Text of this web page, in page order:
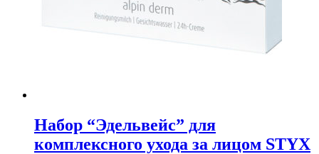
Набор “Эдельвейс” для
комплексного ухода за лицом STYX